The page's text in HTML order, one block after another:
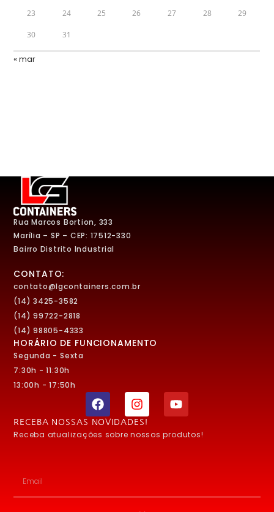
23 24 25 26 27 28 29
30 31
« mar
Rua Marcos Bortion, 333
Marília – SP – CEP: 17512-330
Bairro Distrito Industrial
CONTATO:
contato@lgcontainers.com.br
(14) 3425-3582
(14) 99722-2818
(14) 98805-4333
HORÁRIO DE FUNCIONAMENTO
Segunda - Sexta
7:30h - 11:30h
13:00h - 17:50h
RECEBA NOSSAS NOVIDADES!
Receba atualizações sobre nossos produtos!